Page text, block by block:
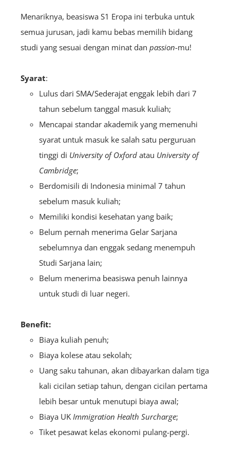
Menariknya, beasiswa S1 Eropa ini terbuka untuk
semua jurusan, jadi kamu bebas memilih bidang
studi yang sesuai dengan minat dan passion-mu!
Syarat:
Lulus dari SMA/Sederajat enggak lebih dari 7
tahun sebelum tanggal masuk kuliah;
Mencapai standar akademik yang memenuhi
syarat untuk masuk ke salah satu perguruan
tinggi di University of Oxford atau University of
Cambridge;
Berdomisili di Indonesia minimal 7 tahun
sebelum masuk kuliah;
Memiliki kondisi kesehatan yang baik;
Belum pernah menerima Gelar Sarjana
sebelumnya dan enggak sedang menempuh
Studi Sarjana lain;
Belum menerima beasiswa penuh lainnya
untuk studi di luar negeri.
Benefit:
Biaya kuliah penuh;
Biaya kolese atau sekolah;
Uang saku tahunan, akan dibayarkan dalam tiga
kali cicilan setiap tahun, dengan cicilan pertama
lebih besar untuk menutupi biaya awal;
Biaya UK Immigration Health Surcharge;
Tiket pesawat kelas ekonomi pulang-pergi.